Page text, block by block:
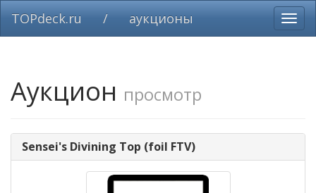
TOPdeck.ru / аукционы
Аукцион просмотр
Sensei's Divining Top (foil FTV)